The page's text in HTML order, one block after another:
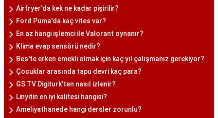
Airfryer'da kek ne kadar pişirilir?
Ford Puma'da kaç vites var?
En az hangi işlemci ile Valorant oynanır?
Klima evap sensörü nedir?
Bes'te erken emekli olmak için kaç yıl çalışmanız gerekiyor?
Çocuklar arasında tapu devri kaç para?
GS TV Digiturk'ten nasıl izlenir?
Linyitin en iyi kalitesi hangisi?
Ameliyathanede hangi dersler zorunlu?